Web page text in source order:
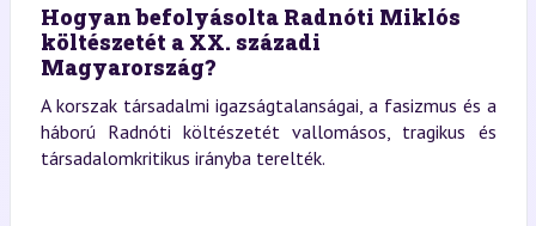
Hogyan befolyásolta Radnóti Miklós
költészetét a XX. századi
Magyarország?
A korszak társadalmi igazságtalanságai, a fasizmus és a
háború Radnóti költészetét vallomásos, tragikus és
társadalomkritikus irányba terelték.